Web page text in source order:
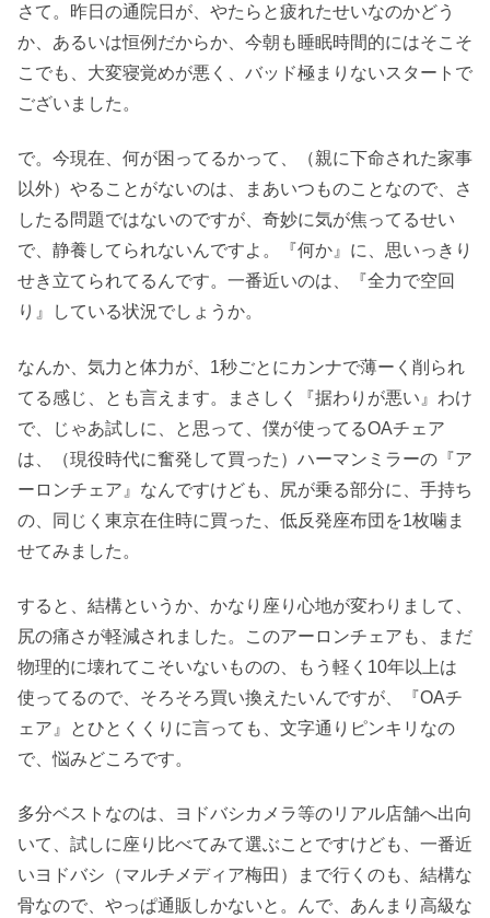
さて。昨日の通院日が、やたらと疲れたせいなのかどう
か、あるいは恒例だからか、今朝も睡眠時間的にはそこそ
こでも、大変寝覚めが悪く、バッド極まりないスタートで
ございました。
で。今現在、何が困ってるかって、（親に下命された家事
以外）やることがないのは、まあいつものことなので、さ
したる問題ではないのですが、奇妙に気が焦ってるせい
で、静養してられないんですよ。『何か』に、思いっきり
せき立てられてるんです。一番近いのは、『全力で空回
り』している状況でしょうか。
なんか、気力と体力が、1秒ごとにカンナで薄ーく削られ
てる感じ、とも言えます。まさしく『据わりが悪い』わけ
で、じゃあ試しに、と思って、僕が使ってるOAチェア
は、（現役時代に奮発して買った）ハーマンミラーの『ア
ーロンチェア』なんですけども、尻が乗る部分に、手持ち
の、同じく東京在住時に買った、低反発座布団を1枚噛ま
せてみました。
すると、結構というか、かなり座り心地が変わりまして、
尻の痛さが軽減されました。このアーロンチェアも、まだ
物理的に壊れてこそいないものの、もう軽く10年以上は
使ってるので、そろそろ買い換えたいんですが、『OAチ
ェア』とひとくくりに言っても、文字通りピンキリなの
で、悩みどころです。
多分ベストなのは、ヨドバシカメラ等のリアル店舗へ出向
いて、試しに座り比べてみて選ぶことですけども、一番近
いヨドバシ（マルチメディア梅田）まで行くのも、結構な
骨なので、やっぱ通販しかないと。んで、あんまり高級な